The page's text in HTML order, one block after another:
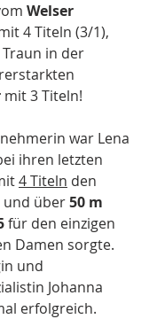
Welser
4 Titeln (3/1),
Traun in der
mit 3 Titeln!
war Lena
ihren letzten
4 Titeln den
und über 50 m
für den einzigen
Damen sorgte.
und
Johanna
erfolgreich.